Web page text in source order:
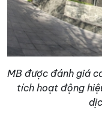
MB được đánh giá
tích hoạt động